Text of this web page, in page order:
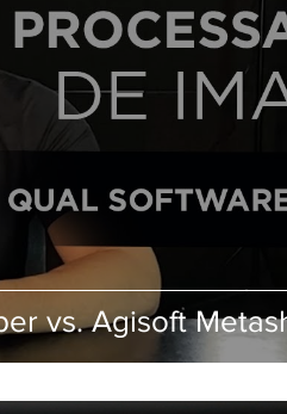
vs. Agisoft